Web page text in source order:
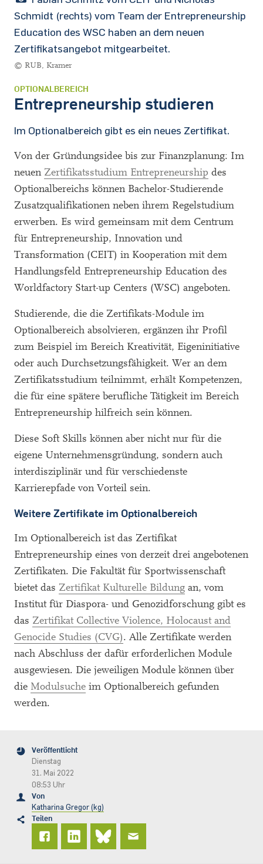
Schmidt (rechts) vom Team der Entrepreneurship
Education des WSC haben an dem neuen
Zertifikatsangebot mitgearbeitet.
© RUB, Kramer
OPTIONALBEREICH
Entrepreneurship studieren
Im Optionalbereich gibt es ein neues Zertifikat.
Von der Gründungsidee bis zur Finanzplanung: Im
neuen Zertifikatsstudium Entrepreneurship des
Optionalbereichs können Bachelor-Studierende
Zusatzqualifikationen neben ihrem Regelstudium
erwerben. Es wird gemeinsam mit dem Centrum
für Entrepreneurship, Innovation und
Transformation (CEIT) in Kooperation mit dem
Handlungsfeld Entrepreneurship Education des
Worldfactory Start-up Centers (WSC) angeboten.
Studierende, die die Zertifikats-Module im
Optionalbereich absolvieren, ergänzen ihr Profil
zum Beispiel im Bereich Kreativität, Eigeninitiative
oder auch Durchsetzungsfähigkeit. Wer an dem
Zertifikatsstudium teilnimmt, erhält Kompetenzen,
die für eine spätere berufliche Tätigkeit im Bereich
Entrepreneurship hilfreich sein können.
Diese Soft Skills können aber nicht nur für die
eigene Unternehmensgründung, sondern auch
interdisziplinär und für verschiedenste
Karrierepfade von Vorteil sein.
Weitere Zertifikate im Optionalbereich
Im Optionalbereich ist das Zertifikat
Entrepreneurship eines von derzeit drei angebotenen
Zertifikaten. Die Fakultät für Sportwissenschaft
bietet das Zertifikat Kulturelle Bildung an, vom
Institut für Diaspora- und Genozidforschung gibt es
das Zertifikat Collective Violence, Holocaust and
Genocide Studies (CVG). Alle Zertifikate werden
nach Abschluss der dafür erforderlichen Module
ausgewiesen. Die jeweiligen Module können über
die Modulsuche im Optionalbereich gefunden
werden.
Veröffentlicht
Dienstag
31. Mai 2022
08:53 Uhr
Von
Katharina Gregor (kg)
Teilen